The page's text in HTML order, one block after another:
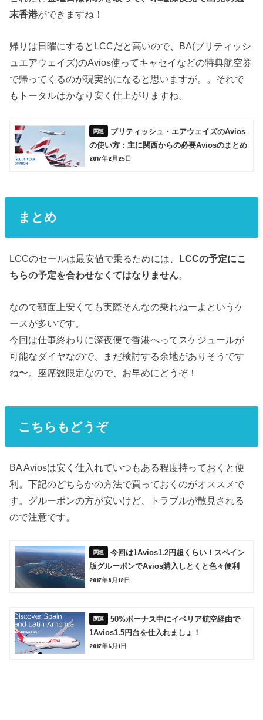
末香港ができますね！
帰りは日曜にするとLCCだと高いので、BA(ブリティッシ
ュエアウェイズ)のAvios使ってキャセイなどの特典航空券
で帰ってくるのが現実的になると思いますが。。それで
もトータルはかなり安く仕上がりますね。
ブリティッシュ・エアウェイズのAvios
の使い方：主に関西からの必要Aviosのまとめ
2017年2月25日
まとめ
LCCのセールは最安値で乗るためには、 LCCの予定にこ
ちらの予定を合わせなくてはなりません。
なので額面上安くても実際そんなの乗れねーよというケ
ースが多いです。
今回は仕事終わりに深夜便で香港へってスケジュールが
可能なダイヤなので、まだ検討する余地がありそうです
ね〜。座席数限定なので、お早めにどうぞ！
こちらもどうぞ
BA Aviosは安く仕入れていつもある程度持っておくと便
利。下記のどちらかの方法で買っておくのがオススメで
す。グルーポンの方が安いけど、トラブルが散見される
ので注意です。
今回は1Avios1.2円超くらい！スペイン
版グルーポンでAvios購入しとくと色々便利
2017年8月12日
50%ボーナス中にイベリア航空経由で
1Avios1.5円台を仕入れましょ！
2017年6月1日